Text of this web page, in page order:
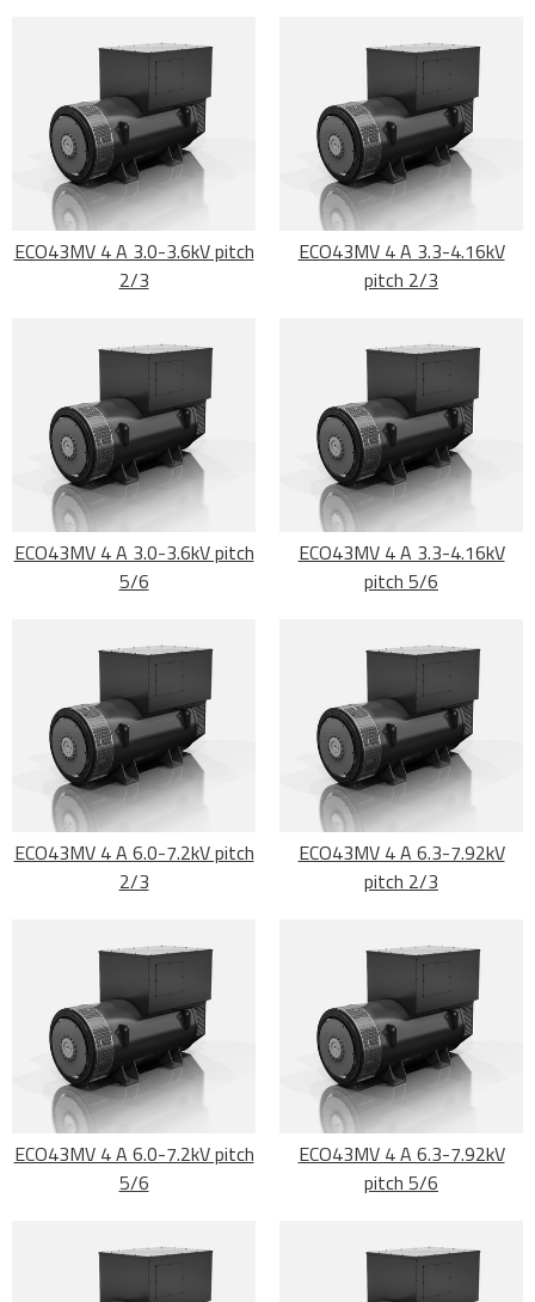
ECO43MV 4 A 3.0-3.6kV pitch
2/3
ECO43MV 4 A 3.3-4.16kV
pitch 2/3
ECO43MV 4 A 3.0-3.6kV pitch
5/6
ECO43MV 4 A 3.3-4.16kV
pitch 5/6
ECO43MV 4 A 6.0-7.2kV pitch
2/3
ECO43MV 4 A 6.3-7.92kV
pitch 2/3
ECO43MV 4 A 6.0-7.2kV pitch
5/6
ECO43MV 4 A 6.3-7.92kV
pitch 5/6